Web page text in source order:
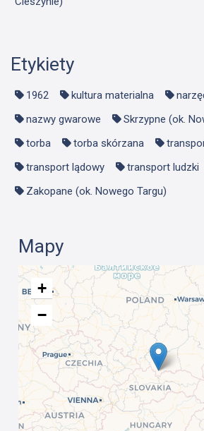
Etykiety
1962 kultura materialna
nazwy gwarowe
Skrzypne (ok.
torba
torba skórzana
transport lądowy
transport ludzki
Zakopane (ok. Nowego Targu)
Mapy
+
−